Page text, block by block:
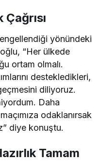
yönündeki
“Her ülkede
ortam olmalı.
destekledikleri,
diliyoruz.
Daha
odaklanırsak
diye konuştu.
Tamam